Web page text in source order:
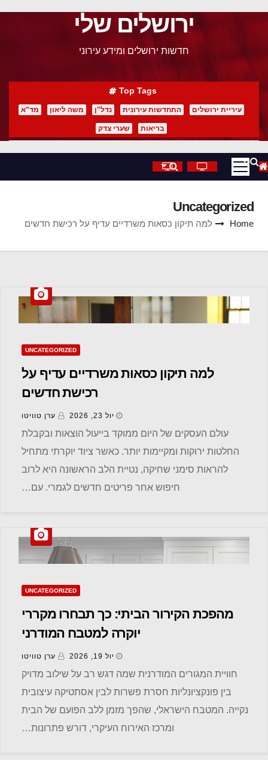
ירושלים שלי
חדשות ירושלים ומידע עירוני
Top Tags
עיריית ירושלים התחדשות עירונית נדל"ן משה ליאון מד"א
בריאות שערי צדק
Uncategorized
Home למה תיקון כסאות משרדיים עדיף על רכישת חדשים
UNCATEGORIZED
למה תיקון כסאות משרדיים עדיף על
רכישת חדשים
יול 23, 2026 ערן טוויטו
עולם העסקים של היום ממוקד בייעול הוצאות ובקבלת
החלטות ירוקות ומקיימות יותר. כאשר ציוד יוקרתי מתחיל
להראות סימני שחיקה, נטיית הלב הראשונה היא לרוב
חיפוש אחר פריטים חדשים לגמרי. עם…
UNCATEGORIZED
מהפכת הקירור הביתי: כך תבחרו מקררי
יוקרה למטבח המודרני
יול 19, 2026 ערן טוויטו
חוויית המגורים המודרנית שמה דגש רב על שילוב מדויק
בין פונקציונליות חסרת פשרות לבין אסתטיקה עיצובית
נקייה. המטבח הישראלי, שהפך מזמן ללב הפועם של הבית
ומרכז האירוח העיקרי, דורש פתרונות…